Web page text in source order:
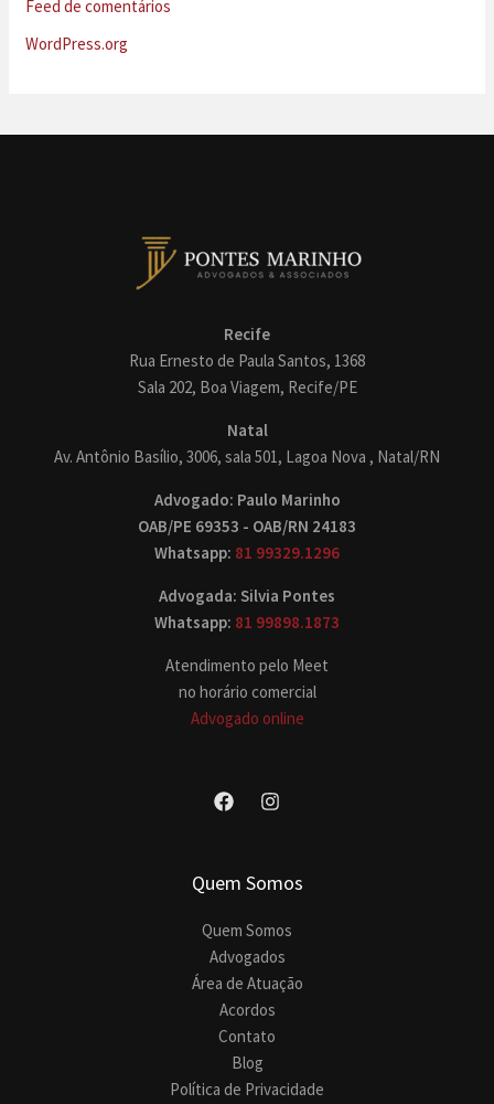
Feed de comentários
WordPress.org
Recife
Rua Ernesto de Paula Santos, 1368
Sala 202, Boa Viagem, Recife/PE
Natal
Av. Antônio Basílio, 3006, sala 501, Lagoa Nova , Natal/RN
Advogado: Paulo Marinho
OAB/PE 69353 - OAB/RN 24183
Whatsapp: 81 99329.1296
Advogada: Silvia Pontes
Whatsapp: 81 99898.1873
Atendimento pelo Meet
no horário comercial
Advogado online
Quem Somos
Quem Somos
Advogados
Área de Atuação
Acordos
Contato
Blog
Política de Privacidade